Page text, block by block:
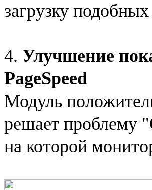
загрузку
4. Улучшение
PageSpeed
Модуль
решает проблему
на которой